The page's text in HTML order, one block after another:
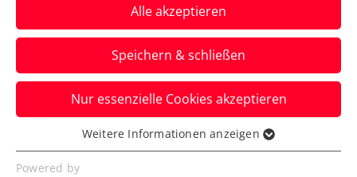
Maximilian Taucher bei
den US Open
Das 15-jährige ÖTV-Talent schlägt im
größten Tennisstadion der Welt auf und
möchte das Vorjahresergebnis toppen.
Alle akzeptieren
Speichern & schließen
Nur essenzielle Cookies akzeptieren
Essenziell
Essenzielle Cookies werden für grundlegende
Weitere Informationen anzeigen
Powered by